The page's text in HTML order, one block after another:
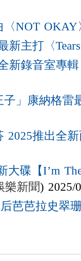
〈NOT OKAY
新主打〈
新錄音室專
子」康納格雷
推出全新
大碟【I’m
樂新聞) 2025/
芭芭拉史翠